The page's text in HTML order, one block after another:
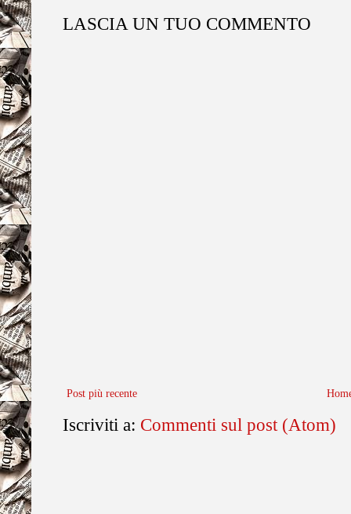
LASCIA UN TUO COMMENTO
Post più recente
Iscriviti a: Commenti sul post (Atom)